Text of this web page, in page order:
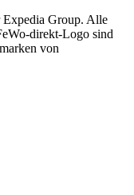
Group. Alle
direkt-Logo sind
von